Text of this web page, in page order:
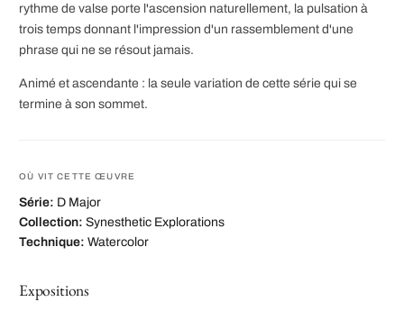
rythme de valse porte l'ascension naturellement, la pulsation à
trois temps donnant l'impression d'un rassemblement d'une
phrase qui ne se résout jamais.
Animé et ascendante : la seule variation de cette série qui se
termine à son sommet.
OÙ VIT CETTE ŒUVRE
Série: D Major
Collection: Synesthetic Explorations
Technique: Watercolor
Expositions